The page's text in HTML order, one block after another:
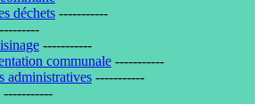
déchets -----------
-----------
communale -----------
administratives -----------
-----------